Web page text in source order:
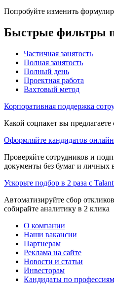
Попробуйте изменить
Быстрые фильтры
Частичная занятость
Полная занятость
Полный день
Проектная работа
Вахтовый метод
Корпоративная поддержка
Какой соцпакет вы
Оформляйте кандидатов онлайн
Проверяйте сотрудников и
документы без бумаг и личных
Ускорьте подбор в 2 раза с
Автоматизируйте сбор
собирайте аналитику в 2 клика
О компании
Наши вакансии
Партнерам
Реклама на сайте
Новости и статьи
Инвесторам
Кандидаты по профессиям